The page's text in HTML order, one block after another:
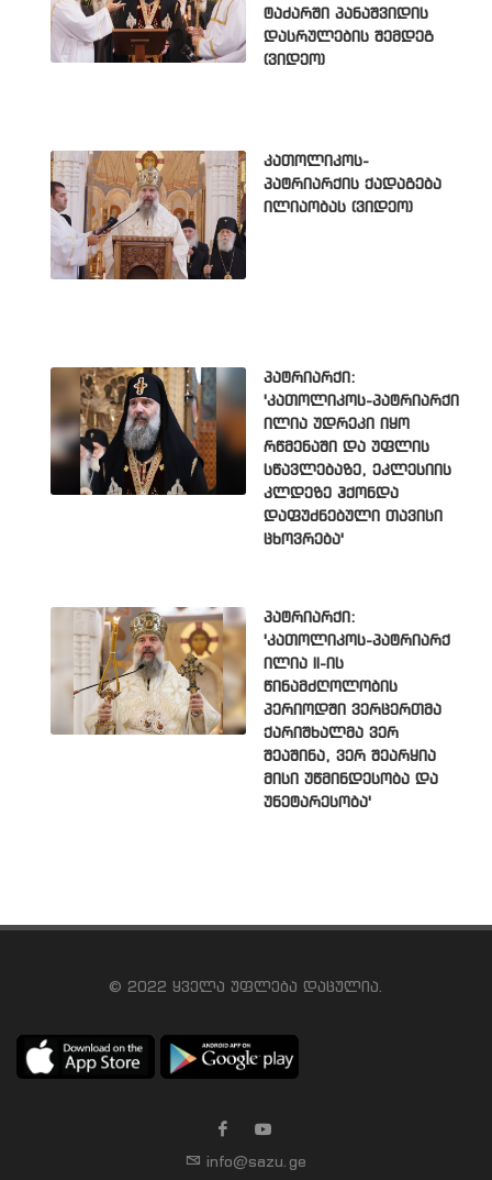
ტაძარში პანაშვიდის
დასრულების შემდეგ
(ვიდეო)
კათოლიკოს-
პატრიარქის ქადაგება
ილიაობას (ვიდეო)
პატრიარქი:
'კათოლიკოს-პატრიარქი
ილია უდრეკი იყო
რწმენაში და უფლის
სწავლებაზე, ეკლესიის
კლდეზე ჰქონდა
დაფუძნებული თავისი
ცხოვრება'
პატრიარქი:
'კათოლიკოს-პატრიარქ
ილია II-ის
წინამძღოლობის
პერიოდში ვერცერთმა
ქარიშხალმა ვერ
შეაშინა, ვერ შეარყია
მისი უწმინდესობა და
უნეტარესობა'
© 2022 ყველა უფლება დაცულია.
info@sazu.ge